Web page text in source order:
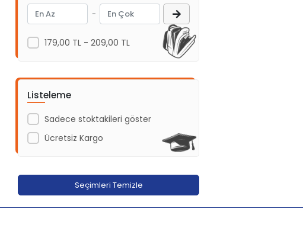
Aden Yayıncılık
Aganta Yayınları
Agapi Yayınları
Aile Yayınları
Akabe ahediyelik
AKABE HEDİYELİK
Akademi Çocuk
Akademi Denizi Yayınları
Akaşa Yayınları
-
179,00 TL - 209,00 TL
Listeleme
Sadece stoktakileri göster
Ücretsiz Kargo
Seçimleri Temizle